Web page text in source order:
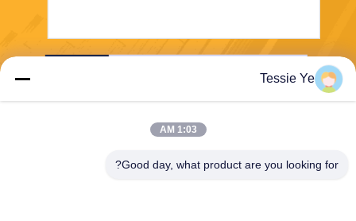
Tessie Ye
1:03 AM
Good day, what product are you looking for?